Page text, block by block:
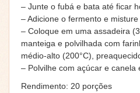
– Junte o fubá e bata até ficar
– Adicione o fermento e misture
– Coloque em uma assadeira
manteiga e polvilhada com
médio-alto (200°C),
– Polvilhe com açúcar e canela
Rendimento: 20 porções